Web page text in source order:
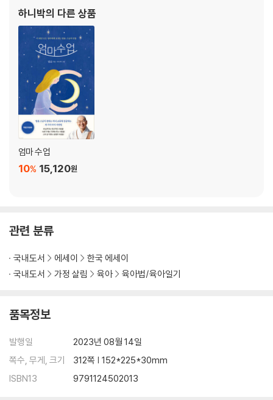
이만큼 건강해서 다행이야
독립된 생명이자 존중받아야 할 존재
나는 엄마입니다
참된 부모의 자세
4차 산업혁명 시대의 자녀교육법
5장|자녀와 부모가 함께 행복해지는 마음 닦는 법
양육에는 일관된 원칙이 있어야 한다
아이에게 자긍심을 키워 줘라
부모 자신의 상처부터 치유해라
부모가 행복하면 아이는 절로 잘 자란다
에필로그 엄마가 행복해야 자식도 행복하다
하니박의 다른 상품
엄마 수업
15,120원
10%
관련 분류
국내도서 에세이
한국 에세이
국내도서
가정 살림 육아 육아법/육아일기
품목정보
발행일
2023년 08월 14일
쪽수, 무게, 크기
312쪽 | 152*225*30mm
ISBN13
9791124502013